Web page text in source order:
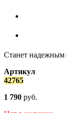
Станет
Артикул
42765
1 790 руб.